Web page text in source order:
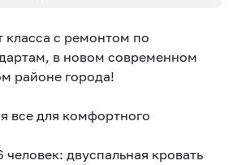
с ремонтом по
в новом современном
районе города!
все для комфортного
двуспaльнaя кpовать